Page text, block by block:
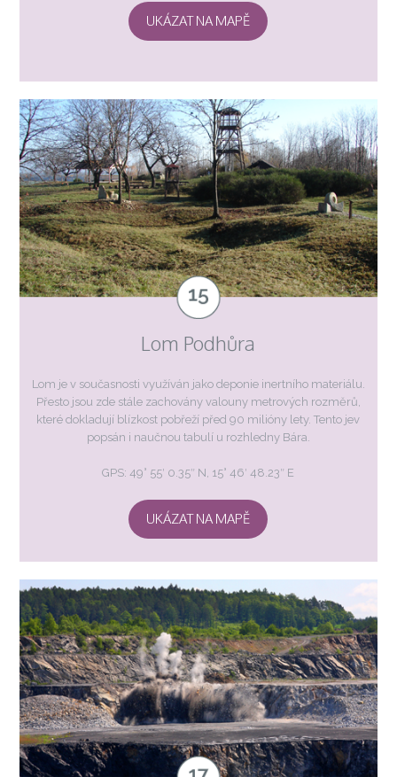
UKÁZAT NA MAPĚ
Lom Podhůra
Lom je v současnosti využíván jako deponie inertního materiálu.
Přesto jsou zde stále zachovány valouny metrových rozměrů,
které dokladují blízkost pobřeží před 90 milióny lety. Tento jev
popsán i naučnou tabulí u rozhledny Bára.
GPS: 49° 55′ 0.35″ N, 15° 46′ 48.23″ E
UKÁZAT NA MAPĚ